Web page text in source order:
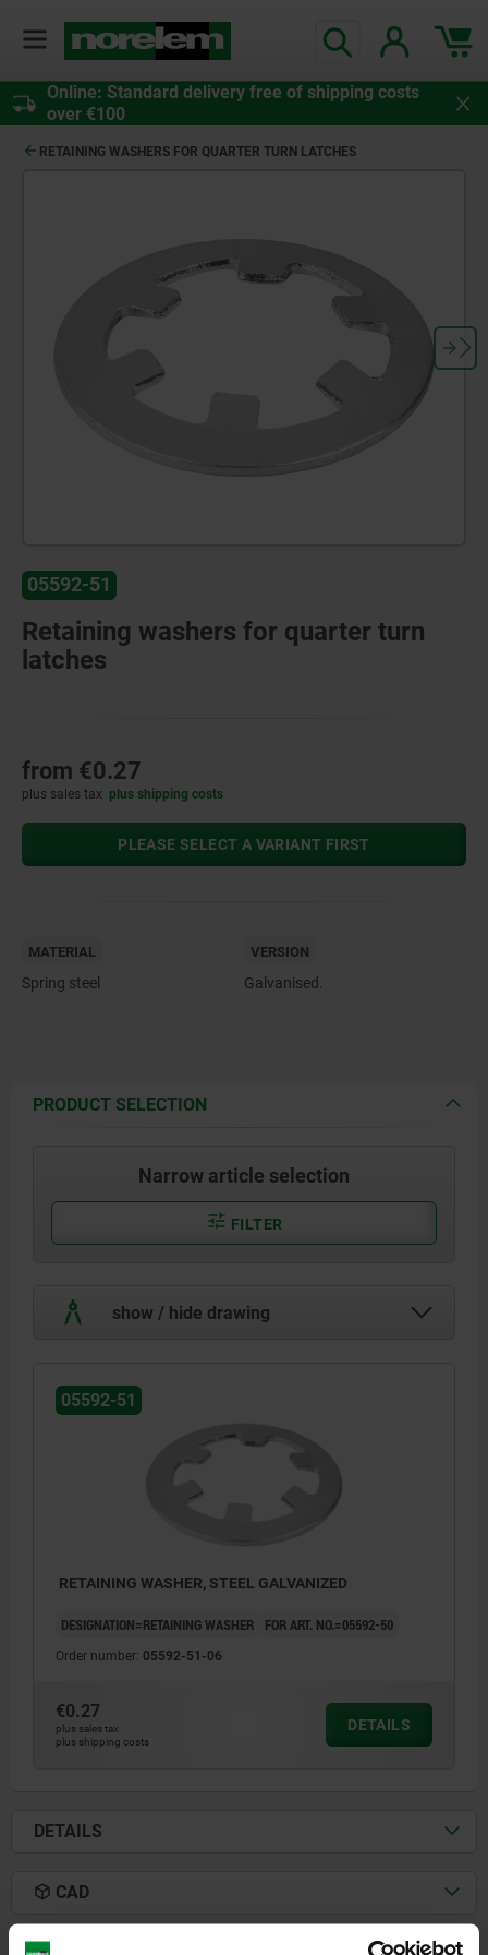
Online: Standard delivery free of shipping costs
over €100
RETAINING WASHERS FOR QUARTER TURN LATCHES
05592-51
Retaining washers for quarter turn
latches
from €0.27
plus sales tax plus shipping costs
PLEASE SELECT A VARIANT FIRST
MATERIAL
Spring steel
VERSION
Galvanised.
PRODUCT SELECTION
Narrow article selection
FILTER
show / hide drawing
05592-51
RETAINING WASHER, STEEL GALVANIZED
DESIGNATION=RETAINING WASHER FOR ART. NO.=05592-50
Order number: 05592-51-06
€0.27
plus sales tax
plus shipping costs
DETAILS
DETAILS
CAD